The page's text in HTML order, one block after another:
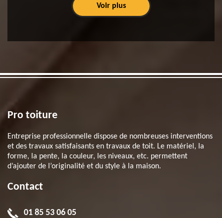
Voir plus
Pro toiture
Entreprise professionnelle dispose de nombreuses interventions
et des travaux satisfaisants en travaux de toit. Le matériel, la
forme, la pente, la couleur, les niveaux, etc. permettent
d’ajouter de l’originalité et du style à la maison.
Contact
01 85 53 06 05